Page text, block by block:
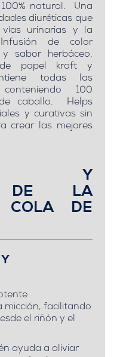
natural. Una
diuréticas que
urinarias y la
de color
sabor herbáceo.
papel kraft y
todas las
100
caballo. Helps
y curativas sin
crear las mejores
Y
DE LA
COLA DE
micción, facilitando
el riñón y el
ayuda a aliviar